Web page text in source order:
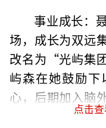
事业成长：
场，成长为双远
改名为“光屿集
屿森在她鼓励
心，后期加入脑
结彻底释怀。点击